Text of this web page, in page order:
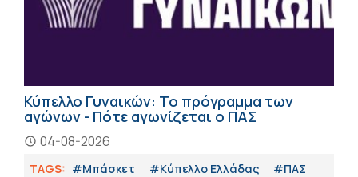
Κύπελλο Γυναικών: Το πρόγραμμα των
αγώνων - Πότε αγωνίζεται ο ΠΑΣ
04-08-2026
TAGS: #Μπάσκετ #Κύπελλο Ελλάδας
#ΠΑΣ